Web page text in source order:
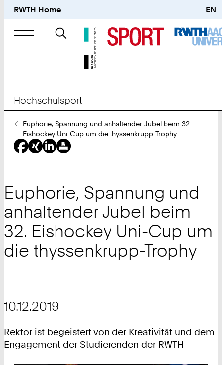
RWTH Home EN
Suche
nach
Hochschulsport
Sie
sind
hier:
Euphorie, Spannung und anhaltender Jubel beim 32.
Eishockey Uni-Cup um die thyssenkrupp-Trophy
Euphorie, Spannung und
anhaltender Jubel beim
32. Eishockey Uni-Cup um
die thyssenkrupp-Trophy
10.12.2019
Rektor ist begeistert von der Kreativität und dem
Engagement der Studierenden der RWTH